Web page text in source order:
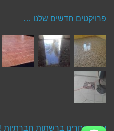
פרויקטים חדשים שלנו …
עקבו אחרינו ברשתות חברתיות !